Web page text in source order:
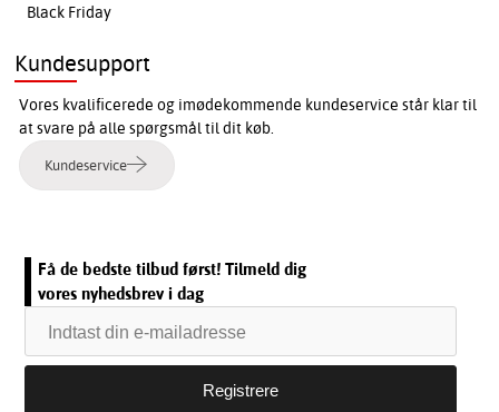
Black Friday
Kundesupport
Vores kvalificerede og imødekommende kundeservice står klar til
at svare på alle spørgsmål til dit køb.
Kundeservice
Få de bedste tilbud først! Tilmeld dig
vores nyhedsbrev i dag